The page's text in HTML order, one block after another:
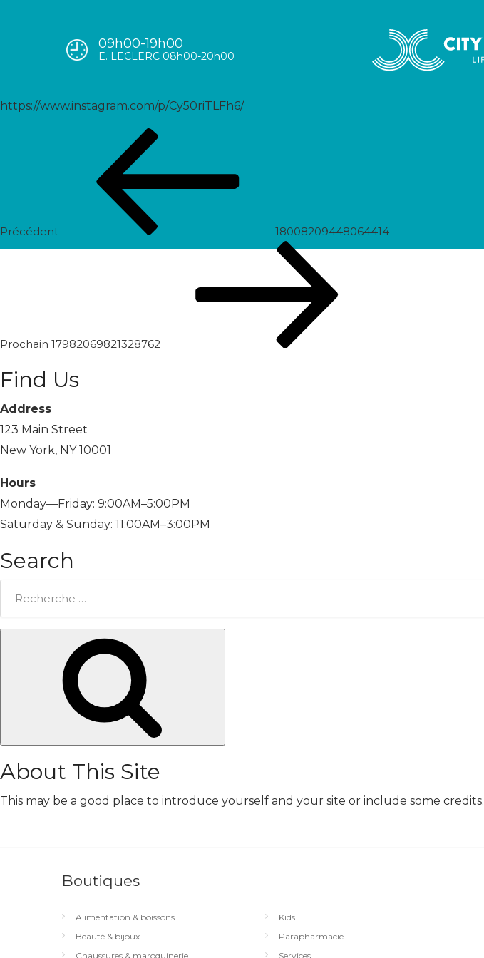
09h00-19h00
E. LECLERC 08h00-20h00
17980963901594046
https://www.instagram.com/p/Cy50riTLFh6/
Précédent
18008209448064414
Prochain
Prochain 17982069821328762
Find Us
Address
123 Main Street
New York, NY 10001
Hours
Monday—Friday: 9:00AM–5:00PM
Saturday & Sunday: 11:00AM–3:00PM
Search
About This Site
This may be a good place to introduce yourself and your site or include some credits.
Boutiques
Alimentation & boissons
Beauté & bijoux
Chaussures & maroquinerie
Kids
Parapharmacie
Services